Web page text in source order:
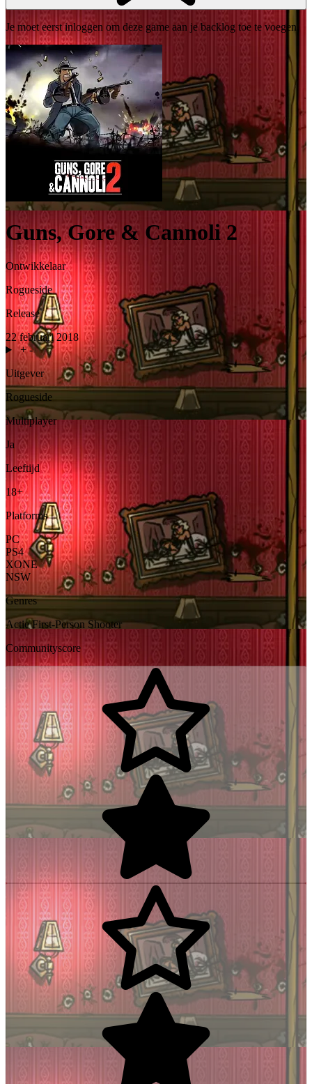
Je moet eerst inloggen om deze game aan je backlog toe te voegen.
Guns, Gore & Cannoli 2
Ontwikkelaar
Rogueside
Release
22 februari 2018
+ -
Uitgever
Rogueside
Multiplayer
Ja
Leeftijd
18+
Platforms
PC
PS4
XONE
NSW
Genres
Actie First-Person Shooter
Communityscore